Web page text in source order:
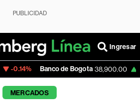
PUBLICIDAD
Ingresar
de Bogota 38,900.00 +0.46% Apple
MERCADOS